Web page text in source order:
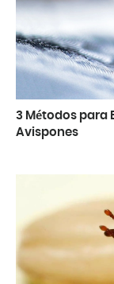
3 Métodos para
Avispones